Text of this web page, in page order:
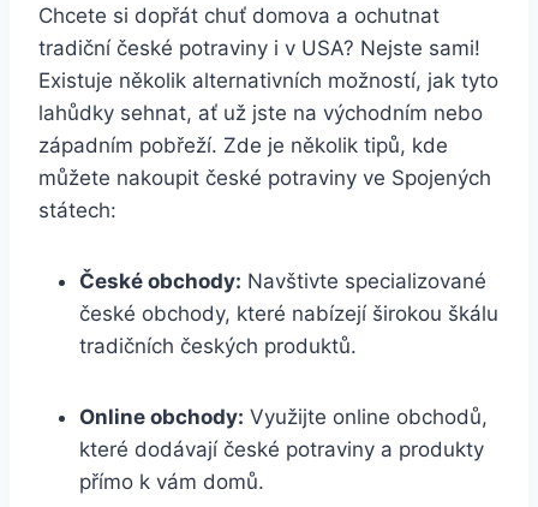
Chcete si dopřát chuť domova a ochutnat
tradiční české potraviny i v USA? Nejste sami!
Existuje několik alternativních možností, jak tyto
lahůdky sehnat, ať už jste na východním nebo
západním pobřeží. Zde je několik tipů, kde
můžete nakoupit české potraviny ve Spojených
státech:
České obchody: Navštivte specializované
české obchody, které nabízejí širokou škálu
tradičních českých produktů.
Online obchody: Využijte online obchodů,
které dodávají české potraviny a produkty
přímo k vám domů.